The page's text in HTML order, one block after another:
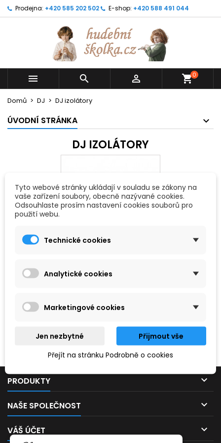
Prodejna: +420 585 202 502 E-shop: +420 588 491 044
   shopping_cart0
Domů DJ DJ izolátory
ÚVODNÍ STRÁNKA
DJ IZOLÁTORY
Prosím, zkuste zadat něco jiného.
PRODUKTY 
NAŠE SPOLEČNOST 
VÁŠ ÚČET 
Tyto webové stránky ukládají v souladu se zákony na
vaše zařízení soubory, obecně nazývané cookies.
Odsouhlaste prosím nastavení cookies souborů pro
použití webu.
Technické cookies
Analytické cookies
Marketingové cookies
Jen nezbytné
Přijmout vše
Přejít na stránku Podrobně o cookies